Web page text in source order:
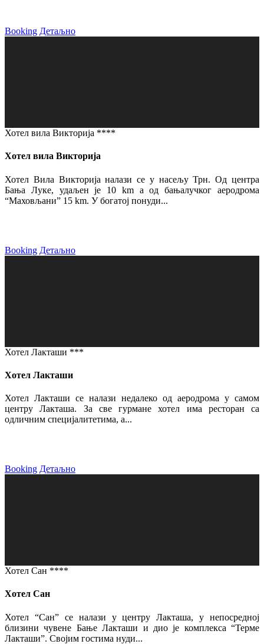
Booking Детаљно
Хотел вила Викторија ****
Хотел вила Викторија
Хотел Вила Викторија налази се у насељу Трн. Од центра
Бања Луке, удаљен је 10 km а од бањалучког аеродрома
“Маховљани” 15 km. У богатој понуди...
Booking Детаљно
Хотел Лакташи ***
Хотел Лакташи
Хотел Лакташи се налази недалеко од аеродрома у самом
центру Лакташа. За све гурмане хотел има ресторан са
одличним специјалитетима, а...
Booking Детаљно
Хотел Сан ****
Хотел Сан
Хотел “Сан” се налази у центру Лакташа, у непосредној
близини чувене Бање Лакташи и дио је комплекса “Терме
Лакташи”. Својим гостима нуди...